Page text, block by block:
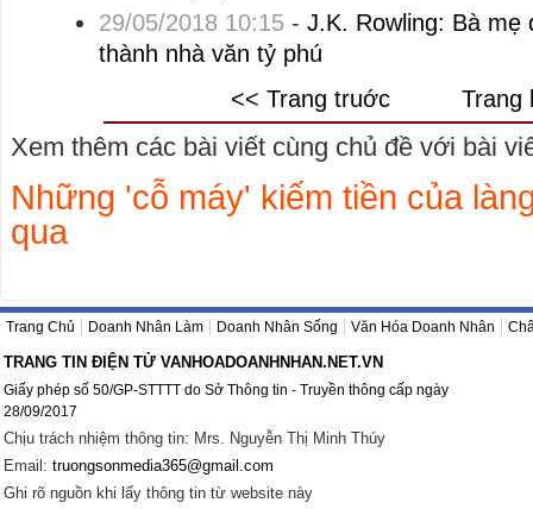
29/05/2018 10:15- J.K. Rowling: Bà mẹ
thành nhà văn tỷ phú
<< Trang truớc
Trang
Xem thêm các bài viết cùng chủ đề với bài
Những 'cỗ máy' kiếm tiền của
qua
Trang Chủ Doanh Nhân Làm Doanh Nhân Sống Văn Hóa Doanh Nhân
TRANG TIN ĐIỆN TỬ VANHOADOANHNHAN.NET.VN
Giấy phép số 50/GP-STTTT do Sở Thông tin - Truyền thông cấp ngày
28/09/2017
Chịu trách nhiệm thông tin: Mrs. Nguyễn Thị Minh Thúy
Email: truongsonmedia365@gmail.com
Ghi rõ nguồn khi lấy thông tin từ website này